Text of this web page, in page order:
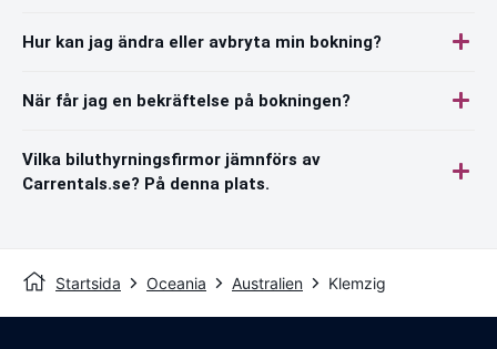
Hur kan jag ändra eller avbryta min bokning?
När får jag en bekräftelse på bokningen?
Vilka biluthyrningsfirmor jämnförs av
Carrentals.se? På denna plats.
Startsida Oceania Australien Klemzig